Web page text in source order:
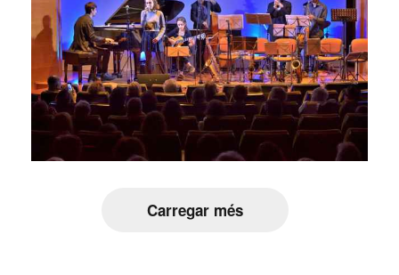
Carregar més